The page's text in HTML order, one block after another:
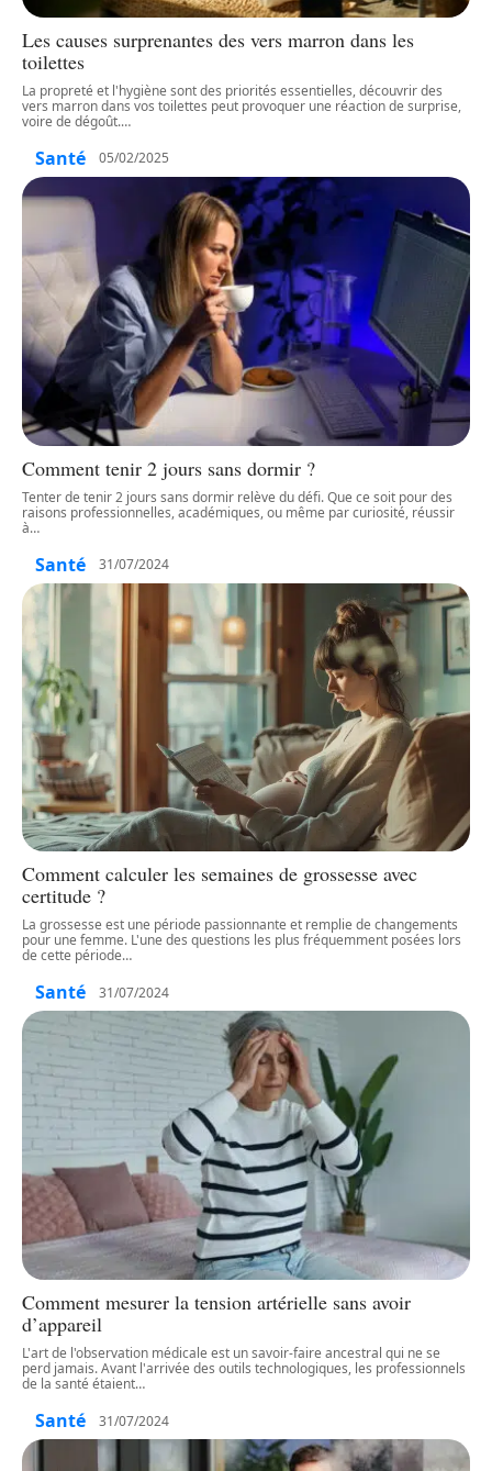
Les causes surprenantes des vers marron dans les
toilettes
La propreté et l'hygiène sont des priorités essentielles, découvrir des
vers marron dans vos toilettes peut provoquer une réaction de surprise,
voire de dégoût.…
Santé 05/02/2025
Comment tenir 2 jours sans dormir ?
Tenter de tenir 2 jours sans dormir relève du défi. Que ce soit pour des
raisons professionnelles, académiques, ou même par curiosité, réussir
à…
Santé 31/07/2024
Comment calculer les semaines de grossesse avec
certitude ?
La grossesse est une période passionnante et remplie de changements
pour une femme. L'une des questions les plus fréquemment posées lors
de cette période…
Santé 31/07/2024
Comment mesurer la tension artérielle sans avoir
d’appareil
L'art de l'observation médicale est un savoir-faire ancestral qui ne se
perd jamais. Avant l'arrivée des outils technologiques, les professionnels
de la santé étaient…
Santé 31/07/2024